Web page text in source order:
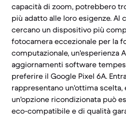
capacità di zoom, potrebbero
più adatto alle loro esigenze. Al
cercano un dispositivo più
fotocamera eccezionale per la
computazionale, un'esperienza
aggiornamenti software
preferire il Google Pixel 6A.
rappresentano un'ottima scelta,
un'opzione ricondizionata può
eco-compatibile e di qualità